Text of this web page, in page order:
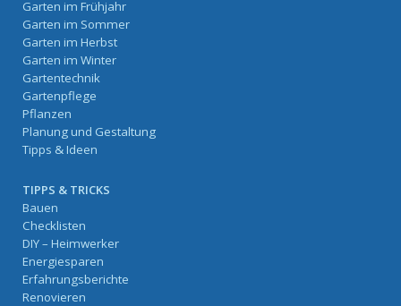
Garten im Frühjahr
Garten im Sommer
Garten im Herbst
Garten im Winter
Gartentechnik
Gartenpflege
Pflanzen
Planung und Gestaltung
Tipps & Ideen
TIPPS & TRICKS
Bauen
Checklisten
DIY – Heimwerker
Energiesparen
Erfahrungsberichte
Renovieren